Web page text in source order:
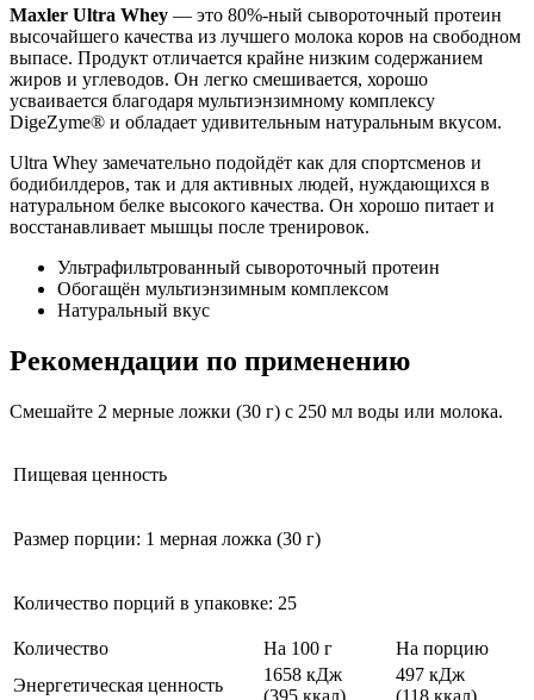
Maxler Ultra Whey — это 80%-ный сывороточный протеин
высочайшего качества из лучшего молока коров на свободном
выпасе. Продукт отличается крайне низким содержанием
жиров и углеводов. Он легко смешивается, хорошо
усваивается благодаря мультиэнзимному комплексу
DigeZyme® и обладает удивительным натуральным вкусом.
Ultra Whey замечательно подойдёт как для спортсменов и
бодибилдеров, так и для активных людей, нуждающихся в
натуральном белке высокого качества. Он хорошо питает и
восстанавливает мышцы после тренировок.
Ультрафильтрованный сывороточный протеин
Обогащён мультиэнзимным комплексом
Натуральный вкус
Рекомендации по применению
Смешайте 2 мерные ложки (30 г) с 250 мл воды или молока.
Пищевая ценность
Размер порции: 1 мерная ложка (30 г)
Количество порций в упаковке: 25
Количество На 100 г
На порцию
Энергетическая ценность
1658 кДж
(395 ккал)
497 кДж
(118 ккал)